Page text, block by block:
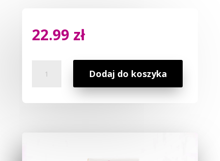
22.99 zł
Naturalny
Dodaj do koszyka